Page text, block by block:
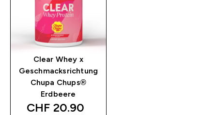
Clear Whey x
Geschmacksrichtung
Chupa Chups®
Erdbeere
discounted price
CHF 20.90‎